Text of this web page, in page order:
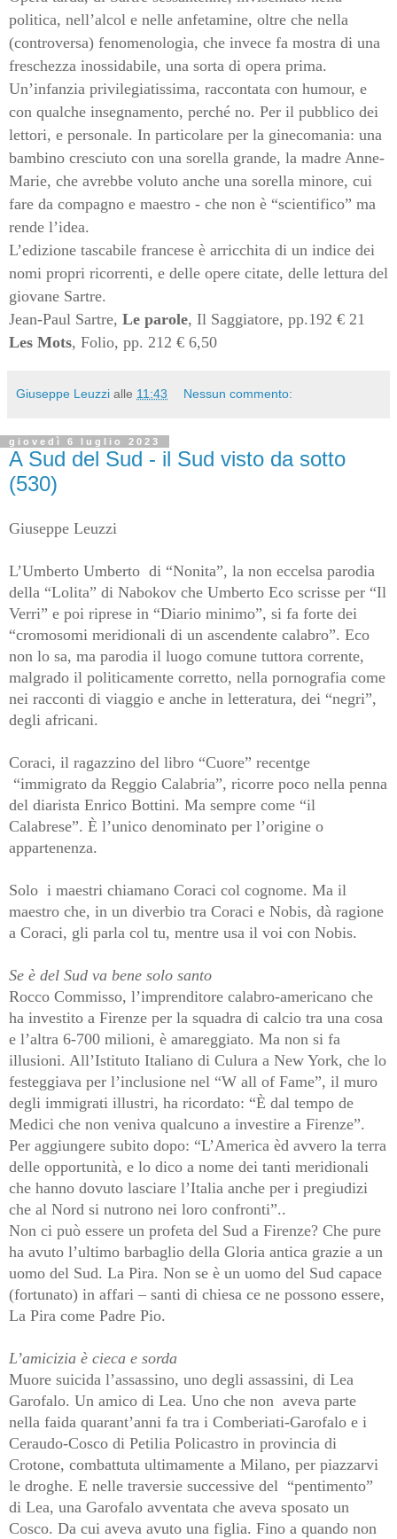
politica, nell’alcol e nelle anfetamine, oltre che nella
(controversa) fenomenologia, che invece fa mostra di una
freschezza inossidabile, una sorta di opera prima.
Un’infanzia privilegiatissima, raccontata con humour, e
con qualche insegnamento, perché no. Per il pubblico dei
lettori, e personale. In particolare per la ginecomania: una
bambino cresciuto con una sorella grande, la madre Anne-
Marie, che avrebbe voluto anche una sorella minore, cui
fare da compagno e maestro - che non è “scientifico” ma
rende l’idea.
L’edizione tascabile francese è arricchita di un indice dei
nomi propri ricorrenti, e delle opere citate, delle lettura del
giovane Sartre.
Jean-Paul Sartre, Le parole, Il Saggiatore, pp.192 € 21
Les Mots, Folio, pp. 212 € 6,50
Giuseppe Leuzzi alle 11:43 Nessun commento:
giovedì 6 luglio 2023
A Sud del Sud - il Sud visto da sotto
(530)
Giuseppe Leuzzi
L’Umberto Umberto di “Nonita”, la non eccelsa parodia
della “Lolita” di Nabokov che Umberto Eco scrisse per “Il
Verri” e poi riprese in “Diario minimo”, si fa forte dei
“cromosomi meridionali di un ascendente calabro”. Eco
non lo sa, ma parodia il luogo comune tuttora corrente,
malgrado il politicamente corretto, nella pornografia come
nei racconti di viaggio e anche in letteratura, dei “negri”,
degli africani.
Coraci, il ragazzino del libro “Cuore” recentge
“immigrato da Reggio Calabria”, ricorre poco nella penna
del diarista Enrico Bottini. Ma sempre come “il
Calabrese”. È l’unico denominato per l’origine o
appartenenza.
Solo i maestri chiamano Coraci col cognome. Ma il
maestro che, in un diverbio tra Coraci e Nobis, dà ragione
a Coraci, gli parla col tu, mentre usa il voi con Nobis.
Se è del Sud va bene solo santo
Rocco Commisso, l’imprenditore calabro-americano che
ha investito a Firenze per la squadra di calcio tra una cosa
e l’altra 6-700 milioni, è amareggiato. Ma non si fa
illusioni. All’Istituto Italiano di Culura a New York, che lo
festeggiava per l’inclusione nel “W all of Fame”, il muro
degli immigrati illustri, ha ricordato: “È dal tempo de
Medici che non veniva qualcuno a investire a Firenze”.
Per aggiungere subito dopo: “L’America èd avvero la terra
delle opportunità, e lo dico a nome dei tanti meridionali
che hanno dovuto lasciare l’Italia anche per i pregiudizi
che al Nord si nutrono nei loro confronti”..
Non ci può essere un profeta del Sud a Firenze? Che pure
ha avuto l’ultimo barbaglio della Gloria antica grazie a un
uomo del Sud. La Pira. Non se è un uomo del Sud capace
(fortunato) in affari – santi di chiesa ce ne possono essere,
La Pira come Padre Pio.
L’amicizia è cieca e sorda
Muore suicida l’assassino, uno degli assassini, di Lea
Garofalo. Un amico di Lea. Uno che non aveva parte
nella faida quarant’anni fa tra i Comberiati-Garofalo e i
Ceraudo-Cosco di Petilia Policastro in provincia di
Crotone, combattuta ultimamente a Milano, per piazzarvi
le droghe. E nelle traversie successive del “pentimento”
di Lea, una Garofalo avventata che aveva sposato un
Cosco. Da cui aveva avuto una figlia. Fino a quando non